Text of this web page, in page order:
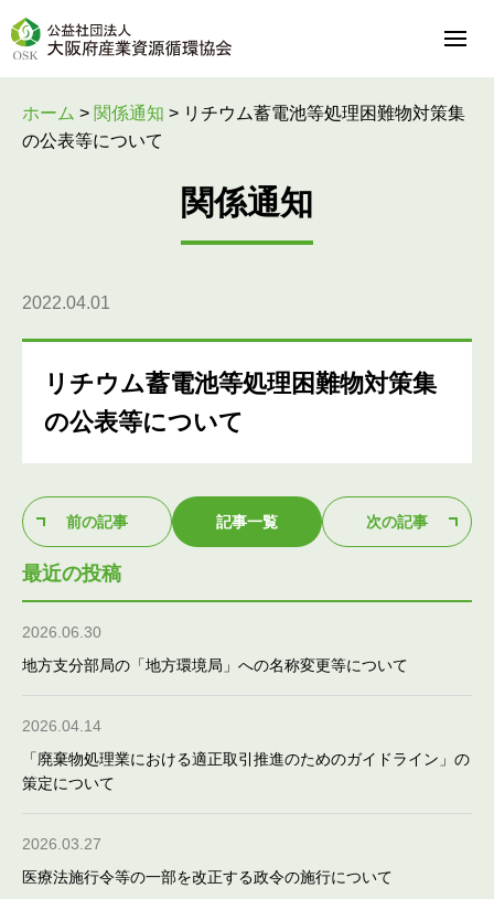
ホーム > 関係通知 > リチウム蓄電池等処理困難物対策集
の公表等について
関係通知
2022.04.01
リチウム蓄電池等処理困難物対策集
の公表等について
前の記事 記事一覧 次の記事
最近の投稿
2026.06.30
地方支分部局の「地方環境局」への名称変更等について
2026.04.14
「廃棄物処理業における適正取引推進のためのガイドライン」の
策定について
2026.03.27
医療法施行令等の一部を改正する政令の施行について